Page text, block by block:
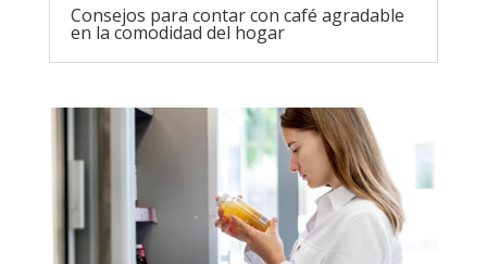
Consejos para contar con café agradable
en la comodidad del hogar